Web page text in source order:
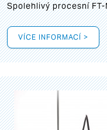
Spolehlivý procesní
VÍCE INFORMACÍ >